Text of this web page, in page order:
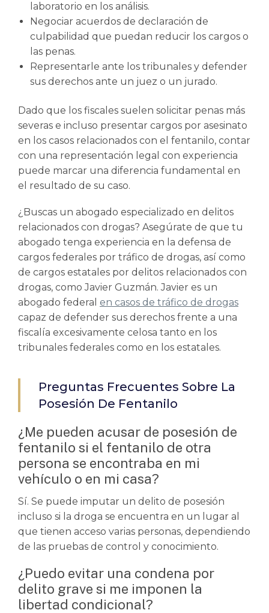
laboratorio en los análisis.
Negociar acuerdos de declaración de
culpabilidad que puedan reducir los cargos o
las penas.
Representarle ante los tribunales y defender
sus derechos ante un juez o un jurado.
Dado que los fiscales suelen solicitar penas más
severas e incluso presentar cargos por asesinato
en los casos relacionados con el fentanilo, contar
con una representación legal con experiencia
puede marcar una diferencia fundamental en
el resultado de su caso.
¿Buscas un abogado especializado en delitos
relacionados con drogas? Asegúrate de que tu
abogado tenga experiencia en la defensa de
cargos federales por tráfico de drogas, así como
de cargos estatales por delitos relacionados con
drogas, como Javier Guzmán. Javier es un
abogado federal en casos de tráfico de drogas
capaz de defender sus derechos frente a una
fiscalía excesivamente celosa tanto en los
tribunales federales como en los estatales.
Preguntas Frecuentes Sobre La
Posesión De Fentanilo
¿Me pueden acusar de posesión de
fentanilo si el fentanilo de otra
persona se encontraba en mi
vehículo o en mi casa?
Sí. Se puede imputar un delito de posesión
incluso si la droga se encuentra en un lugar al
que tienen acceso varias personas, dependiendo
de las pruebas de control y conocimiento.
¿Puedo evitar una condena por
delito grave si me imponen la
libertad condicional?